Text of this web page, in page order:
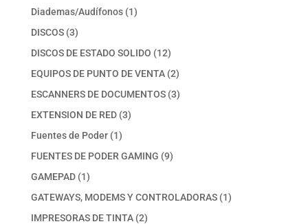
productos
Diademas/Audífonos 11
DISCOS 33
productos
DISCOS DE ESTADO SOLIDO 1212
productos
EQUIPOS DE PUNTO DE VENTA 22
productos
ESCANNERS DE DOCUMENTOS 33
EXTENSION DE RED 33
Fuentes de Poder 11
producto
FUENTES DE PODER GAMING 99
GAMEPAD 11
producto
GATEWAYS, MODEMS Y CONTROLADORAS 11
IMPRESORAS DE TINTA 22